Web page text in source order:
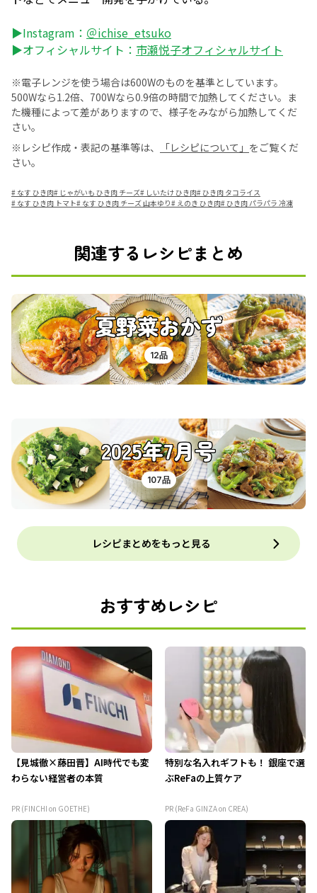
▶Instagram： ＠ichise_etsuko
▶オフィシャルサイト： 市瀬悦子オフィシャルサイト
※電子レンジを使う場合は600Wのものを基準としています。
500Wなら1.2倍、700Wなら0.9倍の時間で加熱してください。ま
た機種によって差がありますので、様子をみながら加熱してくだ
さい。
※レシピ作成・表記の基準等は、
「レシピについて」 をご覧くだ
さい。
# なす ひき肉# じゃがいも ひき肉 チーズ# しいたけ ひき肉# ひき肉 タコライス
# なす ひき肉 トマト# なす ひき肉 チーズ 山本ゆり# えのき ひき肉# ひき肉 パラパラ 冷凍
関連するレシピまとめ
夏野菜おかず
12品
2025年7月号
107品
レシピまとめをもっと見る
おすすめレシピ
【見城徹×藤田晋】AI時代でも変
わらない経営者の本質
PR (FINCHI on GOETHE)
特別な名入れギフトも！ 銀座で選
ぶReFaの上質ケア
PR (ReFa GINZA on CREA)